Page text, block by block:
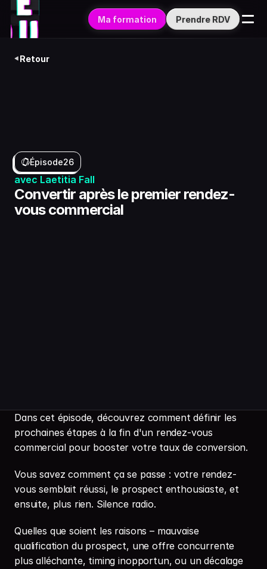
Ma formation Prendre RDV
Retour
Épisode26
avec Laetitia Fall
Convertir après le premier rendez-
vous commercial
Dans cet épisode, découvrez comment définir les
prochaines étapes à la fin d'un rendez-vous
commercial pour booster votre taux de conversion.
Vous savez comment ça se passe : votre rendez-
vous semblait réussi, le prospect enthousiaste, et
ensuite, plus rien. Silence radio.
Quelles que soient les raisons – mauvaise
qualification du prospect, une offre concurrente
plus alléchante, timing inopportun, ou un décalage